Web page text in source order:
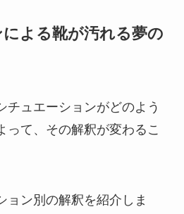
よる靴が汚れる夢の
チュエーションがどのよう
って、その解釈が変わるこ
ョン別の解釈を紹介しま